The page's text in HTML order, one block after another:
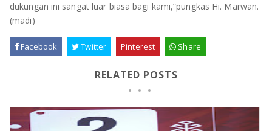
dukungan ini sangat luar biasa bagi kami,”pungkas Hi. Marwan.
(madi)
Facebook Twitter Pinterest Share
RELATED POSTS